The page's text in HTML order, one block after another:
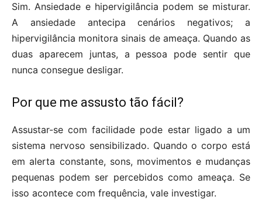
Sim. Ansiedade e hipervigilância podem se misturar.
A ansiedade antecipa cenários negativos; a
hipervigilância monitora sinais de ameaça. Quando as
duas aparecem juntas, a pessoa pode sentir que
nunca consegue desligar.
Por que me assusto tão fácil?
Assustar-se com facilidade pode estar ligado a um
sistema nervoso sensibilizado. Quando o corpo está
em alerta constante, sons, movimentos e mudanças
pequenas podem ser percebidos como ameaça. Se
isso acontece com frequência, vale investigar.